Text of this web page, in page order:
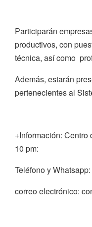
Participarán
productivos, con
técnica, así como
Además, estarán
pertenecientes al
+Información: Centro
10 pm:
Teléfono y
correo electrónico: